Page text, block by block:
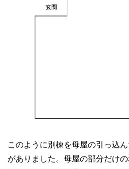
このように別棟を母屋の引っ込
がありました。母屋の部分だけ